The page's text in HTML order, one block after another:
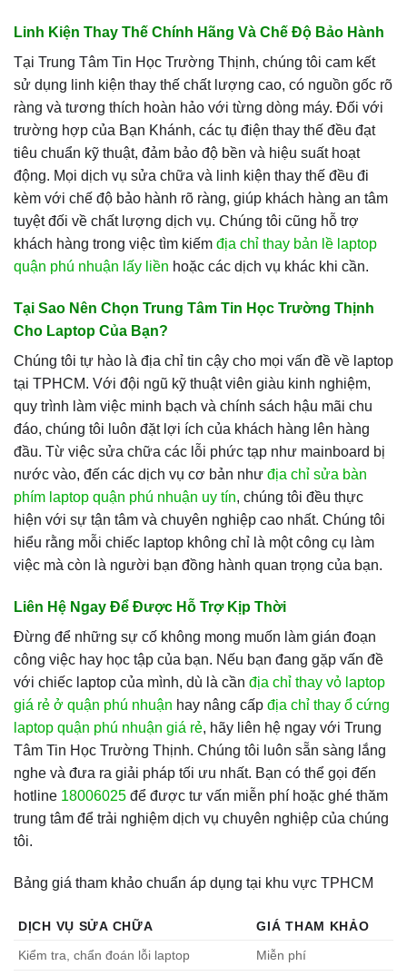
Linh Kiện Thay Thế Chính Hãng Và Chế Độ Bảo Hành
Tại Trung Tâm Tin Học Trường Thịnh, chúng tôi cam kết
sử dụng linh kiện thay thế chất lượng cao, có nguồn gốc rõ
ràng và tương thích hoàn hảo với từng dòng máy. Đối với
trường hợp của Bạn Khánh, các tụ điện thay thế đều đạt
tiêu chuẩn kỹ thuật, đảm bảo độ bền và hiệu suất hoạt
động. Mọi dịch vụ sửa chữa và linh kiện thay thế đều đi
kèm với chế độ bảo hành rõ ràng, giúp khách hàng an tâm
tuyệt đối về chất lượng dịch vụ. Chúng tôi cũng hỗ trợ
khách hàng trong việc tìm kiếm địa chỉ thay bản lề laptop
quận phú nhuận lấy liền hoặc các dịch vụ khác khi cần.
Tại Sao Nên Chọn Trung Tâm Tin Học Trường Thịnh
Cho Laptop Của Bạn?
Chúng tôi tự hào là địa chỉ tin cậy cho mọi vấn đề về laptop
tại TPHCM. Với đội ngũ kỹ thuật viên giàu kinh nghiệm,
quy trình làm việc minh bạch và chính sách hậu mãi chu
đáo, chúng tôi luôn đặt lợi ích của khách hàng lên hàng
đầu. Từ việc sửa chữa các lỗi phức tạp như mainboard bị
nước vào, đến các dịch vụ cơ bản như địa chỉ sửa bàn
phím laptop quận phú nhuận uy tín, chúng tôi đều thực
hiện với sự tận tâm và chuyên nghiệp cao nhất. Chúng tôi
hiểu rằng mỗi chiếc laptop không chỉ là một công cụ làm
việc mà còn là người bạn đồng hành quan trọng của bạn.
Liên Hệ Ngay Để Được Hỗ Trợ Kịp Thời
Đừng để những sự cố không mong muốn làm gián đoạn
công việc hay học tập của bạn. Nếu bạn đang gặp vấn đề
với chiếc laptop của mình, dù là cần địa chỉ thay vỏ laptop
giá rẻ ở quận phú nhuận hay nâng cấp địa chỉ thay ổ cứng
laptop quận phú nhuận giá rẻ, hãy liên hệ ngay với Trung
Tâm Tin Học Trường Thịnh. Chúng tôi luôn sẵn sàng lắng
nghe và đưa ra giải pháp tối ưu nhất. Bạn có thể gọi đến
hotline 18006025 để được tư vấn miễn phí hoặc ghé thăm
trung tâm để trải nghiệm dịch vụ chuyên nghiệp của chúng
tôi.
Bảng giá tham khảo chuẩn áp dụng tại khu vực TPHCM
DỊCH VỤ SỬA CHỮA
GIÁ THAM KHẢO
Kiểm tra, chẩn đoán lỗi laptop
Miễn phí